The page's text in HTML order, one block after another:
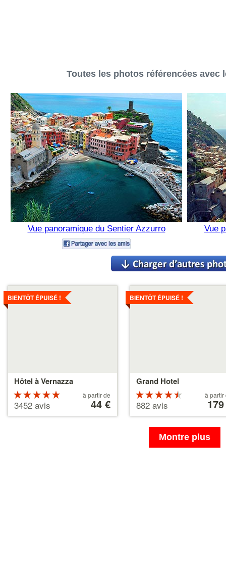
Toutes les photos référencées avec
Vue panoramique du Sentier Azzurro Vue
Hôtel à Vernazza
BIENTÔT ÉPUISÉ !
Évaluation :
5 étoiles sur
5
3452 avis partir
44 €
à partir de
44 €
Voir
les
détails
Grand Hotel
BIENTÔT ÉPUISÉ !
4.5 étoiles
sur 5
882 avis partir
179 €
à partir
Voir
les
détails
Montre plus